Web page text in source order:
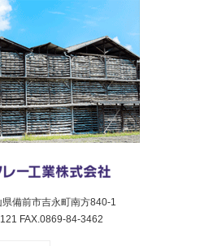
備前市吉永町南方840-1
FAX.0869-84-3462